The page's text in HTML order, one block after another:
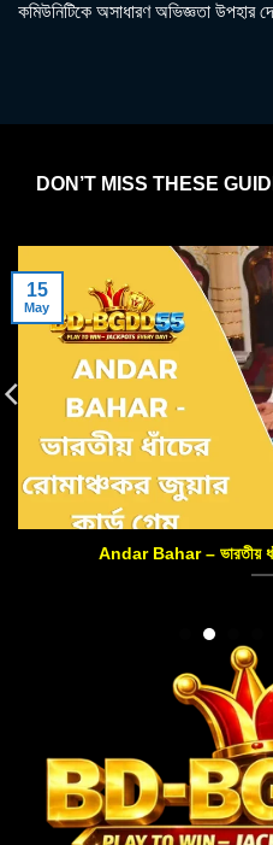
কমিউনিটিকে অসাধারণ অভিজ্ঞতা উপহার
DON’T MISS THESE
Andar Bahar – ভারতীয় ধাঁচের